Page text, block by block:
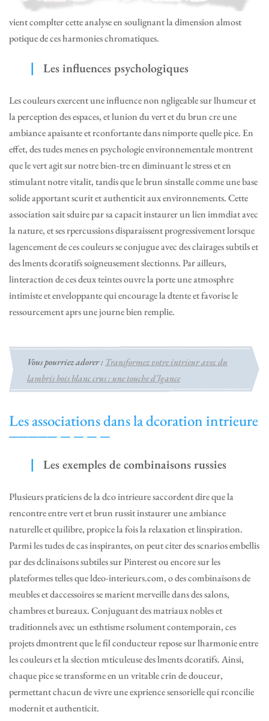
vient complter cette analyse en soulignant la dimension almost
potique de ces harmonies chromatiques.
Les influences psychologiques
Les couleurs exercent une influence non ngligeable sur lhumeur et
la perception des espaces, et lunion du vert et du brun cre une
ambiance apaisante et rconfortante dans nimporte quelle pice. En
effet, des tudes menes en psychologie environnementale montrent
que le vert agit sur notre bien-tre en diminuant le stress et en
stimulant notre vitalit, tandis que le brun sinstalle comme une base
solide apportant scurit et authenticit aux environnements. Cette
association sait sduire par sa capacit instaurer un lien immdiat avec
la nature, et ses rpercussions disparaissent progressivement lorsque
lagencement de ces couleurs se conjugue avec des clairages subtils et
des lments dcoratifs soigneusement slectionns. Par ailleurs,
linteraction de ces deux teintes ouvre la porte une atmosphre
intimiste et enveloppante qui encourage la dtente et favorise le
ressourcement aprs une journe bien remplie.
Vous pourriez adorer : Transformez votre intrieur avec du
lambris bois blanc crus : une touche d’lgance
Les associations dans la dcoration intrieure
Les exemples de combinaisons russies
Plusieurs praticiens de la dco intrieure saccordent dire que la
rencontre entre vert et brun russit instaurer une ambiance
naturelle et quilibre, propice la fois la relaxation et linspiration.
Parmi les tudes de cas inspirantes, on peut citer des scnarios embellis
par des dclinaisons subtiles sur Pinterest ou encore sur les
plateformes telles que ldeo-interieurs.com, o des combinaisons de
meubles et daccessoires se marient merveille dans des salons,
chambres et bureaux. Conjuguant des matriaux nobles et
traditionnels avec un esthtisme rsolument contemporain, ces
projets dmontrent que le fil conducteur repose sur lharmonie entre
les couleurs et la slection mticuleuse des lments dcoratifs. Ainsi,
chaque pice se transforme en un vritable crin de douceur,
permettant chacun de vivre une exprience sensorielle qui rconcilie
modernit et authenticit.